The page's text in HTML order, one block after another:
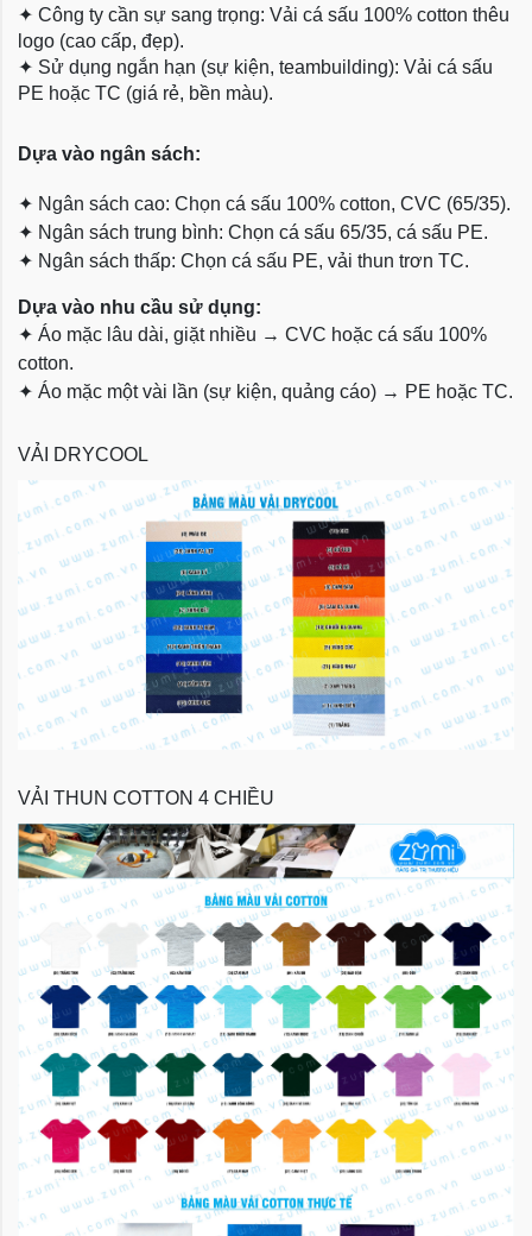
✦ Công ty cần sự sang trọng: Vải cá sấu 100% cotton thêu
logo (cao cấp, đẹp).
✦ Sử dụng ngắn hạn (sự kiện, teambuilding): Vải cá sấu
PE hoặc TC (giá rẻ, bền màu).
Dựa vào ngân sách:
✦ Ngân sách cao: Chọn cá sấu 100% cotton, CVC (65/35).
✦ Ngân sách trung bình: Chọn cá sấu 65/35, cá sấu PE.
✦ Ngân sách thấp: Chọn cá sấu PE, vải thun trơn TC.
Dựa vào nhu cầu sử dụng:
✦ Áo mặc lâu dài, giặt nhiều → CVC hoặc cá sấu 100%
cotton.
✦ Áo mặc một vài lần (sự kiện, quảng cáo) → PE hoặc TC.
VẢI DRYCOOL
VẢI THUN COTTON 4 CHIỀU